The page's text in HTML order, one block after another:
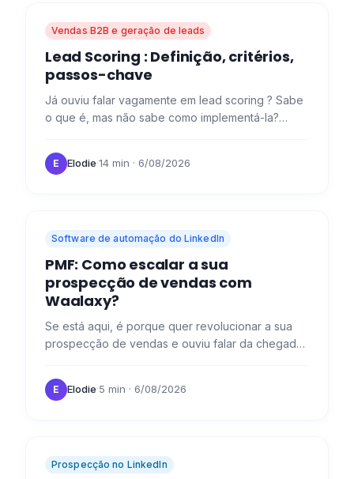
Vendas B2B e geração de leads
Lead Scoring : Definição, critérios,
passos-chave
Já ouviu falar vagamente em lead scoring ? Sabe
o que é, mas não sabe como implementá-la?
lead scoring é uma…
E Elodie·14 min · 6/08/2026
Software de automação do LinkedIn
PMF: Como escalar a sua
prospecção de vendas com
Waalaxy?
Se está aqui, é porque quer revolucionar a sua
prospecção de vendas e ouviu falar da chegada
perguntas mais…
E Elodie·5 min · 6/08/2026
Prospecção no LinkedIn